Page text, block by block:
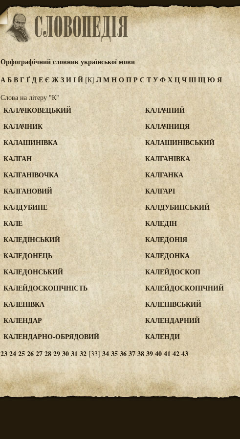
Орфографічний словник української мови
АБВГҐДЕЄ ЖЗИІЙ [К] ЛМНОПРС ТУФХЦЧШЩЮ Я
Слова на літеру "К"
КАЛАЧКОВЕЦЬКИЙ
КАЛАЧНИЙ
КАЛАЧНИК
КАЛАЧНИЦЯ
КАЛАШИНІВКА
КАЛАШИНІВСЬКИЙ
КАЛГАН
КАЛГАНІВКА
КАЛГАНІВОЧКА
КАЛГАНКА
КАЛГАНОВИЙ
КАЛГАРІ
КАЛДУБИНЕ
КАЛДУБИНСЬКИЙ
КАЛЕ
КАЛЕДІН
КАЛЕДІНСЬКИЙ
КАЛЕДОНІЯ
КАЛЕДОНЕЦЬ
КАЛЕДОНКА
КАЛЕДОНСЬКИЙ
КАЛЕЙДОСКОП
КАЛЕЙДОСКОПІЧНІСТЬ
КАЛЕЙДОСКОПІЧНИЙ
КАЛЕНІВКА
КАЛЕНІВСЬКИЙ
КАЛЕНДАР
КАЛЕНДАРНИЙ
КАЛЕНДАРНО-ОБРЯДОВИЙ
КАЛЕНДИ
23242526272829303132 [33] 3435363738394041 4243